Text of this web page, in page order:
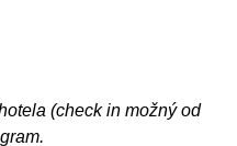
(check in možný od